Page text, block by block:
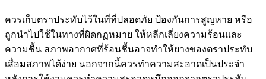
ควรเก็บตราประทับไว้ในที่ที่ปลอดภัย ป้องกันการสูญหาย หรือ
ถูกนำไปใช้ในทางที่ผิดกฏหมาย ให้หลีกเลี่ยงความร้อนและ
ความชื้น สภาพอากาศที่ร้อนชื้นอาจทำให้ยางของตราประทับ
เสื่อมสภาพได้ง่าย นอกจากนี้ควรทำความสะอาดเป็นประจำ